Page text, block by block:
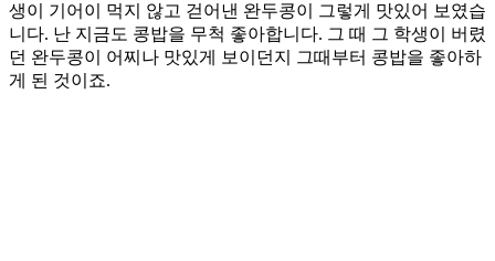
생이 기어이 먹지 않고 걷어낸 완두콩이 그렇게 맛있어 보였습
니다. 난 지금도 콩밥을 무척 좋아합니다. 그 때 그 학생이 버렸
던 완두콩이 어찌나 맛있게 보이던지 그때부터 콩밥을 좋아하
게 된 것이죠.